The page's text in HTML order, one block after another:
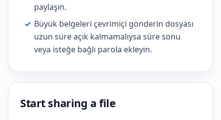
paylaşın.
✓ Büyük belgeleri çevrimiçi gönderin dosyası
uzun süre açık kalmamalıysa süre sonu
veya isteğe bağlı parola ekleyin.
Start sharing a file